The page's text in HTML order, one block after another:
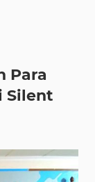
Para
Silent